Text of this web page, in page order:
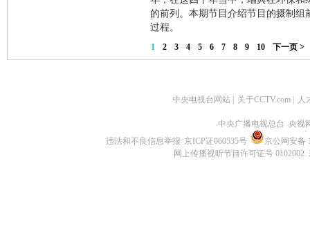
的前列。本期节目介绍节目的摄制
过程。
1 2 3 4 5 6 7 8 9 10 下一页 >
中央电视台网站 关于CCTV.com 人
中央广播电视总台 央视
违法和不良信息举报 京ICP证060535号
京公网安备
网上传播视听节目许可证号 0102002